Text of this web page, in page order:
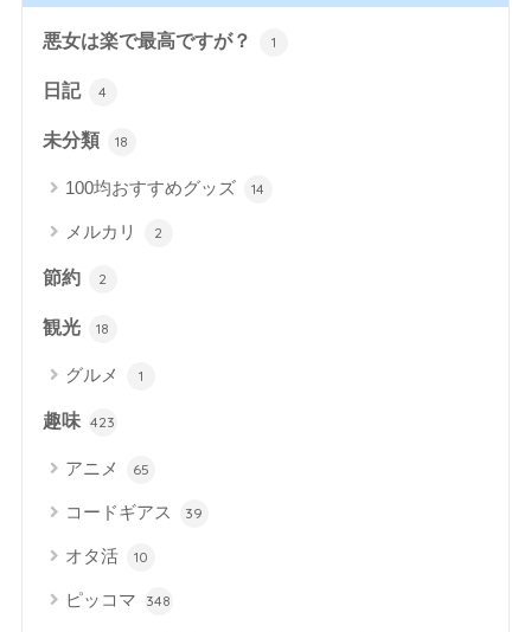
悪女は楽で最高ですが？ 1
日記 4
未分類 18
100均おすすめグッズ 14
メルカリ 2
節約 2
観光 18
グルメ 1
趣味 423
アニメ 65
コードギアス 39
オタ活 10
ピッコマ 348